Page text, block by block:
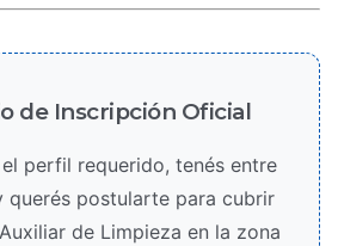
de Inscripción Oficial
perfil requerido, tenés entre
querés postularte para cubrir
de Limpieza en la zona